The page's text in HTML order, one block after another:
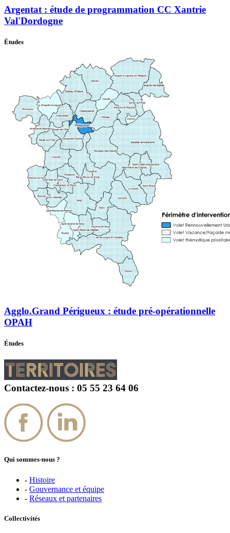
Argentat : étude de programmation CC Xantrie
Val'Dordogne
Études
Agglo.Grand Périgueux : étude pré-opérationnelle
OPAH
Études
Contactez-nous : 05 55 23 64 06
Qui sommes-nous ?
- Histoire
- Gouvernance et équipe
- Réseaux et partenaires
Collectivités